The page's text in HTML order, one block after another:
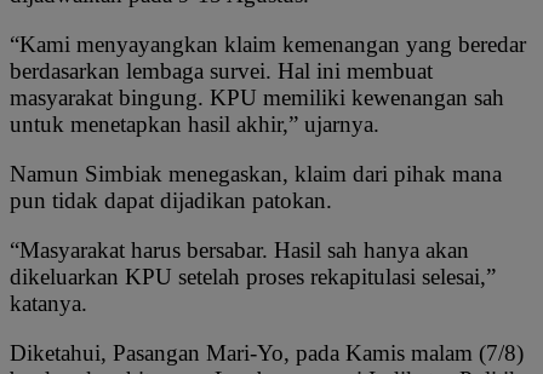
“Kami menyayangkan klaim kemenangan yang beredar
berdasarkan lembaga survei. Hal ini membuat
masyarakat bingung. KPU memiliki kewenangan sah
untuk menetapkan hasil akhir,” ujarnya.
Namun Simbiak menegaskan, klaim dari pihak mana
pun tidak dapat dijadikan patokan.
“Masyarakat harus bersabar. Hasil sah hanya akan
dikeluarkan KPU setelah proses rekapitulasi selesai,”
katanya.
Diketahui, Pasangan Mari-Yo, pada Kamis malam (7/8)